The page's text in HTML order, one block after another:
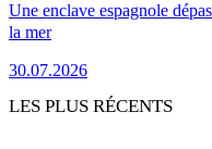
Une enclave espagnole
la mer
30.07.2026
LES PLUS RÉCENTS